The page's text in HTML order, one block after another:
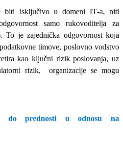
biti isključivo u domeni IT‑a, niti
samo rukovoditelja za
. To je zajednička odgovornost koja
timove, poslovno vodstvo
kao ključni rizik poslovanja, uz
rizik, organizacije se mogu
do prednosti u odnosu na